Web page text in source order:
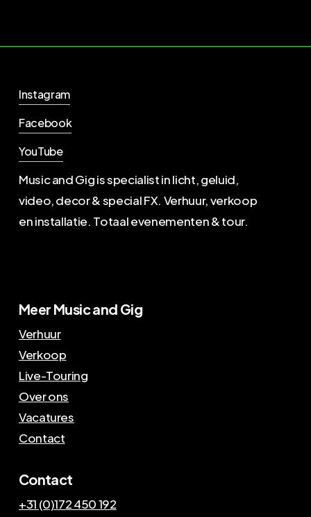
Instagram
Facebook
YouTube
Music and Gig is specialist in licht, geluid,
video, decor & special FX. Verhuur, verkoop
en installatie. Totaal evenementen & tour.
Meer Music and Gig
Verhuur
Verkoop
Live-Touring
Over ons
Vacatures
Contact
Contact
+31 (0)172 450 192